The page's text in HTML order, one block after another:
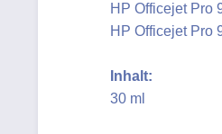
HP Officejet Pro
HP Officejet Pro
Inhalt:
30 ml